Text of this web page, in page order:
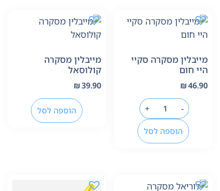
מייבלין מסקרה סקיי
היי חום
₪46.90
-
+
הוספה לסל
מייבלין מסקרה
קולוסאל
₪39.90
הוספה לסל